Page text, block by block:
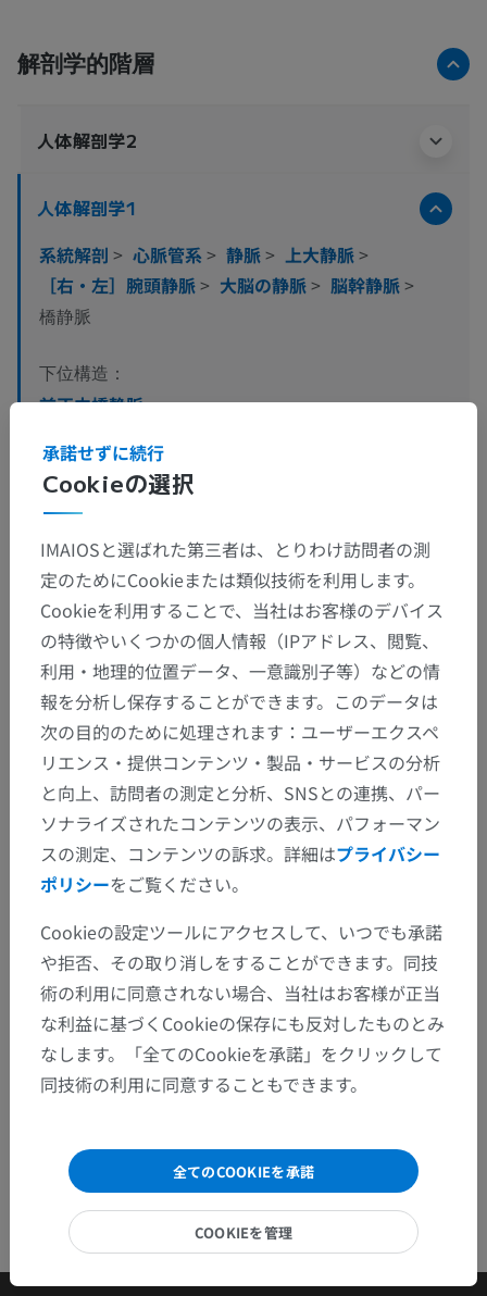
解剖学的階層
人体解剖学2
人体解剖学1
系統解剖 > 心脈管系> 静脈> 上大静脈>
［右・左］腕頭静脈> 大脳の静脈> 脳幹静脈>
橋静脈
下位構造：
前正中橋静脈
前外側橋静脈
横橋静脈
外側橋静脈
人体神経解剖学
翻訳
間違いを発見しましたか？
修正や翻訳、内容の改善の提案がありましたらどう
ぞお知らせください。
問題を報告
アプリを入手
Cookieの選択
承諾せずに続行
IMAIOSと選ばれた第三者は、とりわけ訪問者の測
定のためにCookieまたは類似技術を利用します。
Cookieを利用することで、当社はお客様のデバイス
の特徴やいくつかの個人情報（IPアドレス、閲覧、
利用・地理的位置データ、一意識別子等）などの情
報を分析し保存することができます。このデータは
次の目的のために処理されます：ユーザーエクスペ
リエンス・提供コンテンツ・製品・サービスの分析
と向上、訪問者の測定と分析、SNSとの連携、パー
ソナライズされたコンテンツの表示、パフォーマン
スの測定、コンテンツの訴求。詳細はプライバシー
ポリシーをご覧ください。
Cookieの設定ツールにアクセスして、いつでも承諾
や拒否、その取り消しをすることができます。同技
術の利用に同意されない場合、当社はお客様が正当
な利益に基づくCookieの保存にも反対したものとみ
なします。「全てのCookieを承諾」をクリックして
同技術の利用に同意することもできます。
全てのCOOKIEを承諾
COOKIEを管理